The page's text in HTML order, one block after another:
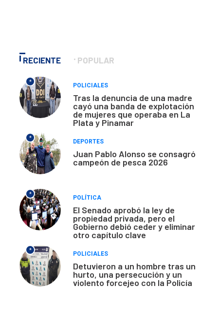
RECIENTE POPULAR
*
POLICIALES
Tras la denuncia de una madre
cayó una banda de explotación
de mujeres que operaba en La
Plata y Pinamar
*
DEPORTES
Juan Pablo Alonso se consagró
campeón de pesca 2026
*
POLÍTICA
El Senado aprobó la ley de
propiedad privada, pero el
Gobierno debió ceder y eliminar
otro capítulo clave
*
POLICIALES
Detuvieron a un hombre tras un
hurto, una persecución y un
violento forcejeo con la Policía